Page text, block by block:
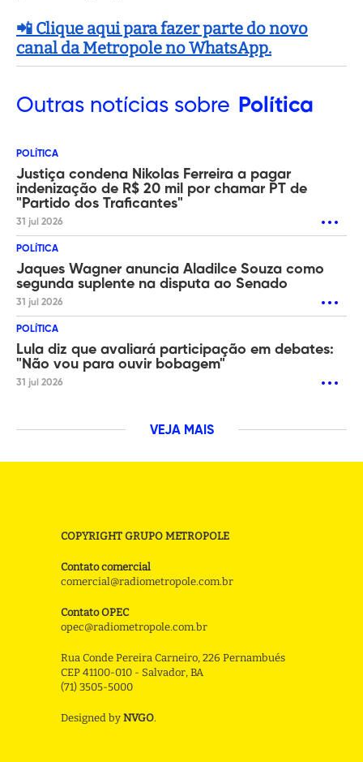
📲 Clique aqui para fazer parte do novo
canal da Metropole no WhatsApp.
Outras notícias sobre Política
POLÍTICA
Justiça condena Nikolas Ferreira a pagar
indenização de R$ 20 mil por chamar PT de
"Partido dos Traficantes"
31 jul 2026
POLÍTICA
Jaques Wagner anuncia Aladilce Souza como
segunda suplente na disputa ao Senado
31 jul 2026
POLÍTICA
Lula diz que avaliará participação em debates:
"Não vou para ouvir bobagem"
31 jul 2026
VEJA MAIS
COPYRIGHT GRUPO METROPOLE
Contato comercial
comercial@radiometropole.com.br
Contato OPEC
opec@radiometropole.com.br
Rua Conde Pereira Carneiro, 226 Pernambués
CEP 41100-010 - Salvador, BA
(71) 3505-5000
Designed by NVGO.